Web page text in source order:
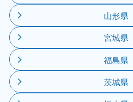
山形県
宮城県
福島県
茨城県